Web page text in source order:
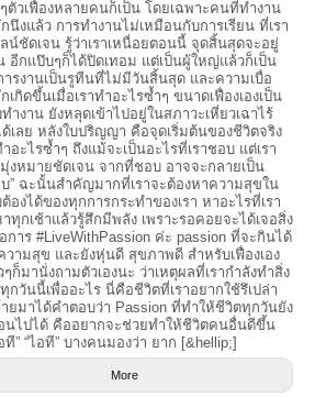
ตัวเฟื่องหลายคนก็เป็น โดยเฉพาะคนที่ทำงาน
นึงแล้ว การทำงานไม่เหมือนกับการเรียน ที่เรา
น์ชัดเจน รู้ว่าเราเหนื่อยตอนนี้ จุดสิ้นสุดจะอยู่
อีกแป๊บๆก็ได้ปิดเทอม แต่เป็นผู้ใหญ่แล้วก็เป็น
รงานเป็นรูทีนที่ไม่มีวันสิ้นสุด และความเบื่อ
เกิดขึ้นเมื่อเราทำอะไรซ้ำๆ ขนาดเฟื่องเองเป็น
ำงาน ยังหลุดเข้าไปอยู่ในสภาวะเหี่ยวเฉาไร้
ด้เลย หลังใบปริญญา คือจุดเริ่มต้นของชีวิตจริง
อะไรซ้ำๆ ถึงแม้จะเป็นอะไรที่เราชอบ แต่เรา
งหมายชัดเจน จากที่ชอบ อาจจะกลายเป็น
บ” ฉะนั้นสำคัญมากที่เราจะต้องหาความสุขใน
องได้ของทุกการกระทำของเรา หาอะไรที่เรา
ทุกเช้าแล้วรู้สึกมีพลัง เพราะรอคอยจะได้เจอสิ่ง
าร #LiveWithPassion ค่ะ passion ที่จะกินได้
วามสุข และยังหุ่นดี สุขภาพดี สำหรับเฟื่องเอง
ๆก็มานั่งถามตัวเองนะ ว่าเหตุผลที่เรากำลังทำสิ่ง
กวันนี้เพื่ออะไร นี่คือชีวิตที่เราอยากใช้รึเปล่า
ยมาได้คำตอบว่า Passion ที่ทำให้ชีวิตทุกวันยัง
นไปได้ คืออยากจะช่วยทำให้ชีวิตคนอื่นดีขึ้น
ที” “ไอที” บางคนมองว่า ยาก [&hellip;]
More